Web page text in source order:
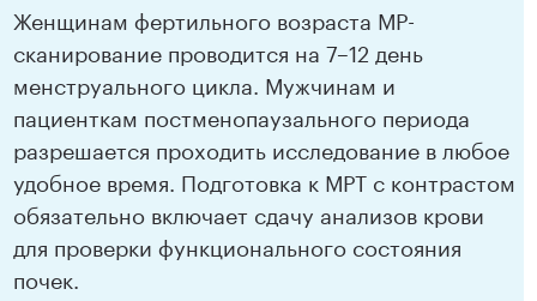
Женщинам фертильного возраста МР-
сканирование проводится на 7–12 день
менструального цикла. Мужчинам и
пациенткам постменопаузального периода
разрешается проходить исследование в любое
удобное время. Подготовка к МРТ с контрастом
обязательно включает сдачу анализов крови
для проверки функционального состояния
почек.